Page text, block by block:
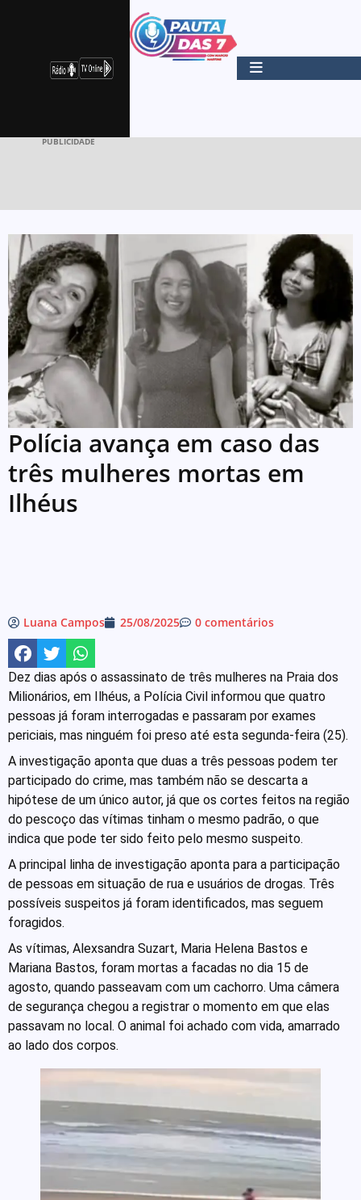
PUBLICIDADE
Polícia avança em caso das
três mulheres mortas em
Ilhéus
Luana Campos 25/08/2025 0 comentários
Dez dias após o assassinato de três mulheres na Praia dos
Milionários, em Ilhéus, a Polícia Civil informou que quatro
pessoas já foram interrogadas e passaram por exames
periciais, mas ninguém foi preso até esta segunda-feira (25).
A investigação aponta que duas a três pessoas podem ter
participado do crime, mas também não se descarta a
hipótese de um único autor, já que os cortes feitos na região
do pescoço das vítimas tinham o mesmo padrão, o que
indica que pode ter sido feito pelo mesmo suspeito.
A principal linha de investigação aponta para a participação
de pessoas em situação de rua e usuários de drogas. Três
possíveis suspeitos já foram identificados, mas seguem
foragidos.
As vítimas, Alexsandra Suzart, Maria Helena Bastos e
Mariana Bastos, foram mortas a facadas no dia 15 de
agosto, quando passeavam com um cachorro. Uma câmera
de segurança chegou a registrar o momento em que elas
passavam no local. O animal foi achado com vida, amarrado
ao lado dos corpos.